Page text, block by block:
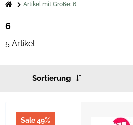
Artikel mit Größe: 6
6
5 Artikel
Sortierung
Sale 49%